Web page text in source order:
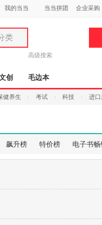
我的当当 当当拼团 企业采购
类
高级搜索
创 毛边本
健养生 考试 科技 进口
飙升榜 特价榜 电子书